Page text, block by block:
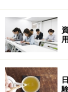
ジヘ
※記事内容は執筆
い。